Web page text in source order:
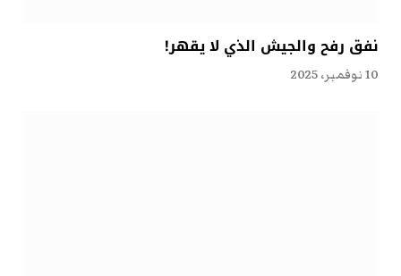
نفق رفح والجيش الذي لا يقهر!
10 نوفمبر، 2025